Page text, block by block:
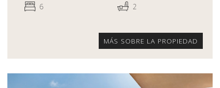
6
2
MÁS SOBRE LA PROPIEDAD